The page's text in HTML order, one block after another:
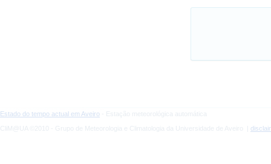
Estado do tempo actual em Aveiro - Estação meteorológica automática
CliM@UA ©2010 - Grupo de Meteorologia e Climatologia da Universidade de Aveiro |